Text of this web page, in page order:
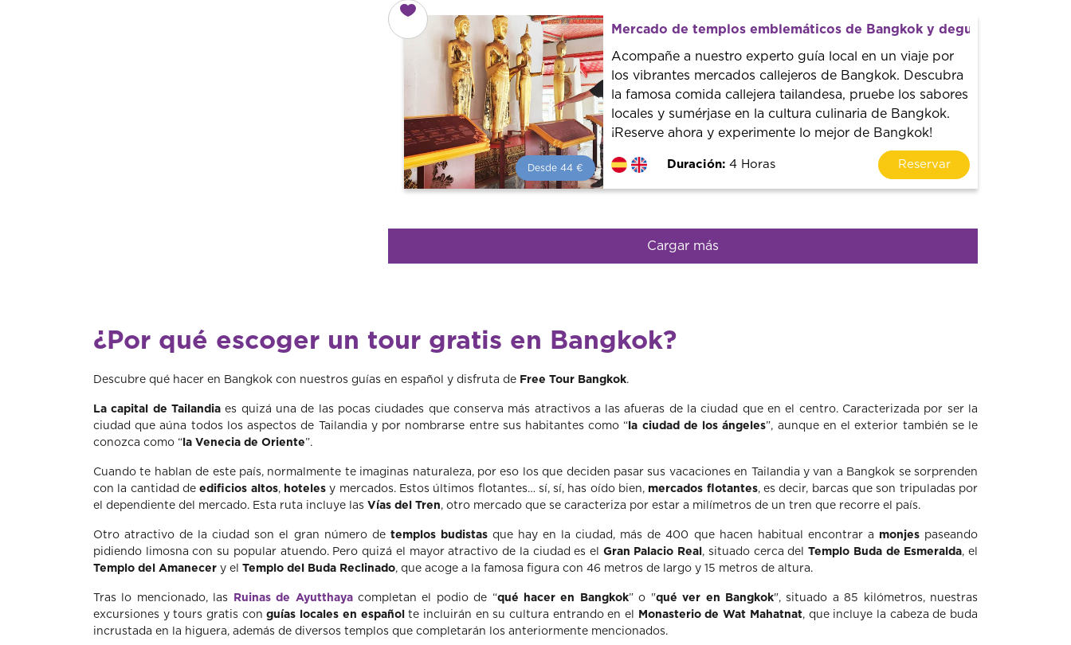
¡Reserva con nosotros!
Colaboramos con los mejores
guías de la ciudad para tener el
mejor precio y servicio.
Desde 44 €
Mercado de templos emblemáticos de Bangkok y degustación de
Acompañe a nuestro experto guía local en un viaje por
los vibrantes mercados callejeros de Bangkok. Descubra
la famosa comida callejera tailandesa, pruebe los sabores
locales y sumérjase en la cultura culinaria de Bangkok.
¡Reserve ahora y experimente lo mejor de Bangkok!
Duración: 4 Horas Reservar
Cargar más
¿Por qué escoger un tour gratis en Bangkok?
Descubre qué hacer en Bangkok con nuestros guías en español y disfruta de Free Tour Bangkok.
La capital de Tailandiaes quizá una de las pocas ciudades que conserva más atractivos a las afueras de la ciudad que en el centro. Caracterizada por ser la
ciudad que aúna todos los aspectos de Tailandia y por nombrarse entre sus habitantes como “ la ciudad de los ángeles”, aunque en el exterior también se le
conozca como “ la Venecia de Oriente”.
Cuando te hablan de este país, normalmente te imaginas naturaleza, por eso los que deciden pasar sus vacaciones en Tailandia y van a Bangkok se sorprenden
con la cantidad deedificios altos, hotelesy mercados. Estos últimos flotantes… sí, sí, has oído bien, mercados flotantes, es decir, barcas que son tripuladas por
el dependiente del mercado. Esta ruta incluye las Vías del Tren, otro mercado que se caracteriza por estar a milímetros de un tren que recorre el país.
Otro atractivo de la ciudad son el gran número de templos budistasque hay en la ciudad, más de 400 que hacen habitual encontrar a monjespaseando
pidiendo limosna con su popular atuendo. Pero quizá el mayor atractivo de la ciudad es el Gran Palacio Real , situado cerca delTemplo Buda de Esmeralda, el
Templo del Amanecer y el Templo del Buda Reclinado, que acoge a la famosa figura con 46 metros de largo y 15 metros de altura.
Tras lo mencionado, las Ruinas de Ayutthaya completan el podio de “qué hacer en Bangkok” o "qué ver en Bangkok", situado a 85 kilómetros, nuestras
excursiones y tours gratis conguías locales en españolte incluirán en su cultura entrando en el Monasterio de Wat Mahatnat, que incluye la cabeza de buda
incrustada en la higuera, además de diversos templos que completarán los anteriormente mencionados.